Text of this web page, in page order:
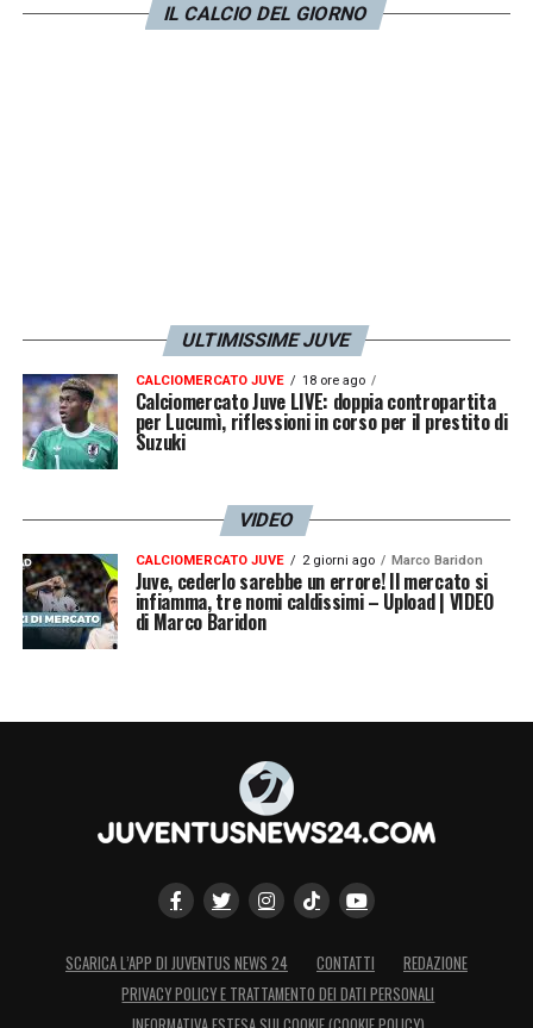
IL CALCIO DEL GIORNO
ULTIMISSIME JUVE
CALCIOMERCATO JUVE 18 ore ago
Calciomercato Juve LIVE: doppia contropartita
per Lucumì, riflessioni in corso per il prestito di
Suzuki
VIDEO
CALCIOMERCATO JUVE 2 giorni ago Marco Baridon
Juve, cederlo sarebbe un errore! Il mercato si
infiamma, tre nomi caldissimi – Upload | VIDEO
di Marco Baridon
SCARICA L’APP DI JUVENTUS NEWS 24 CONTATTI
REDAZIONE
PRIVACY POLICY E TRATTAMENTO DEI DATI PERSONALI